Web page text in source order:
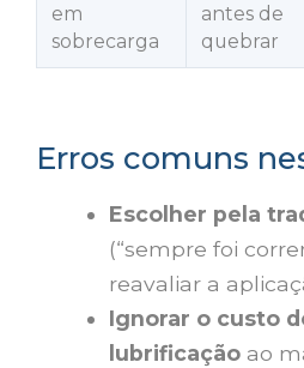
em
sobrecarga
antes de
quebrar
Erros comuns
Escolher pela
(“sempre foi
reavaliar a
Ignorar o custo
lubrificação ao